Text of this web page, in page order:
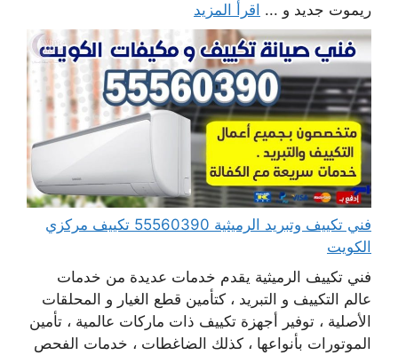
ريموت جديد و ... اقرأ المزيد
فني تكييف وتبريد الرميثية 55560390 تكييف مركزي
الكويت
فني تكييف الرميثية يقدم خدمات عديدة من خدمات
عالم التكييف و التبريد ، كتأمين قطع الغيار و المحلقات
الأصلية ، توفير أجهزة تكييف ذات ماركات عالمية ، تأمين
الموتورات بأنواعها ، كذلك الضاغطات ، خدمات الفحص